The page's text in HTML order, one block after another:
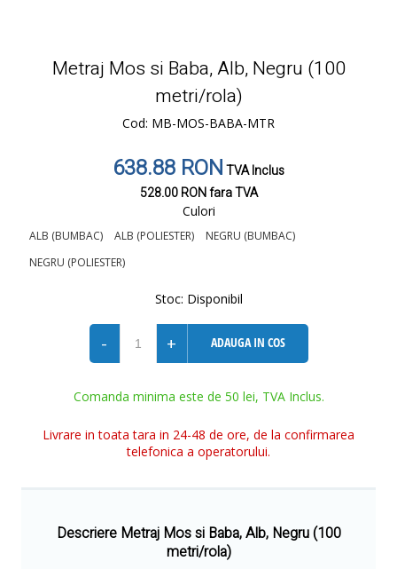
Metraj Mos si Baba, Alb, Negru (100
metri/rola)
Cod: MB-MOS-BABA-MTR
638.88 RONTVA Inclus
528.00 RONfara TVA
Culori
ALB (BUMBAC) ALB (POLIESTER)
NEGRU (BUMBAC)
NEGRU (POLIESTER)
Stoc: Disponibil
- + ADAUGA IN COS
Comanda minima este de 50 lei, TVA Inclus.
Livrare in toata tara in 24-48 de ore, de la confirmarea
telefonica a operatorului.
Descriere Metraj Mos si Baba, Alb, Negru (100
metri/rola)